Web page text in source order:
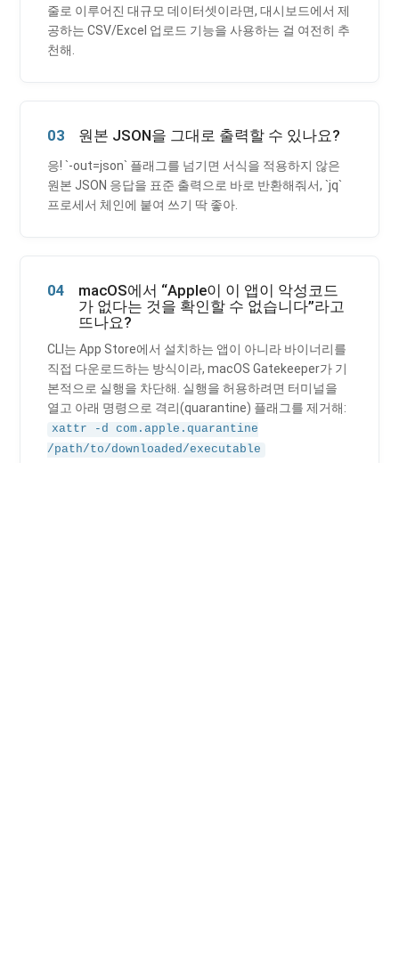
줄로 이루어진 대규모 데이터셋이라면, 대시보드에서 제
공하는 CSV/Excel 업로드 기능을 사용하는 걸 여전히 추
천해.
03 원본 JSON을 그대로 출력할 수 있나요?
응! `-out=json` 플래그를 넘기면 서식을 적용하지 않은
원본 JSON 응답을 표준 출력으로 바로 반환해줘서, `jq`
프로세서 체인에 붙여 쓰기 딱 좋아.
04
macOS에서 “Apple이 이 앱이 악성코드
가 없다는 것을 확인할 수 없습니다”라고
뜨나요?
CLI는 App Store에서 설치하는 앱이 아니라 바이너리를
직접 다운로드하는 방식이라, macOS Gatekeeper가 기
본적으로 실행을 차단해. 실행을 허용하려면 터미널을
열고 아래 명령으로 격리(quarantine) 플래그를 제거해:
xattr -d com.apple.quarantine
/path/to/downloaded/executable